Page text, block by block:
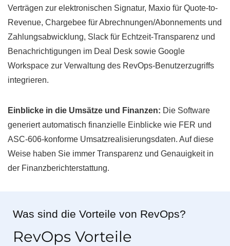
Verträgen zur elektronischen Signatur, Maxio für Quote-to-
Revenue, Chargebee für Abrechnungen/Abonnements und
Zahlungsabwicklung, Slack für Echtzeit-Transparenz und
Benachrichtigungen im Deal Desk sowie Google
Workspace zur Verwaltung des RevOps-Benutzerzugriffs
integrieren.
Einblicke in die Umsätze und Finanzen: Die Software
generiert automatisch finanzielle Einblicke wie FER und
ASC-606-konforme Umsatzrealisierungsdaten. Auf diese
Weise haben Sie immer Transparenz und Genauigkeit in
der Finanzberichterstattung.
Was sind die Vorteile von RevOps?
RevOps Vorteile